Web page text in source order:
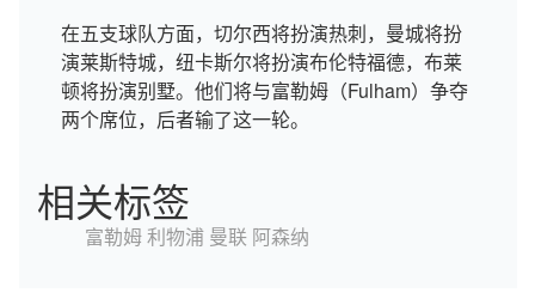
在五支球队方面，切尔西将扮演热刺，曼城将扮
演莱斯特城，纽卡斯尔将扮演布伦特福德，布莱
顿将扮演别墅。他们将与富勒姆（Fulham）争夺
两个席位，后者输了这一轮。
相关标签
富勒姆利物浦 曼联 阿森纳